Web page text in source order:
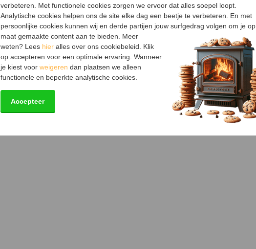
Garantie
Keurmerk
Certificering
verbeteren. Met functionele cookies zorgen we ervoor dat alles soepel loopt.
Analytische cookies helpen ons de site elke dag een beetje te verbeteren. En met
persoonlijke cookies kunnen wij en derde partijen jouw surfgedrag volgen om je op
maat gemaakte content aan te bieden. Meer
weten? Lees hier alles over ons cookiebeleid. Klik
op accepteren voor een optimale ervaring. Wanneer
je kiest voor weigeren dan plaatsen we alleen
functionele en beperkte analytische cookies.
Accepteer